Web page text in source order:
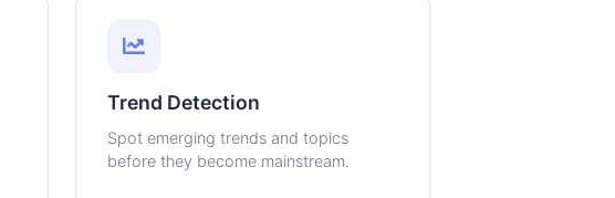
Trend Detection
Spot emerging trends and topics
before they become mainstream.